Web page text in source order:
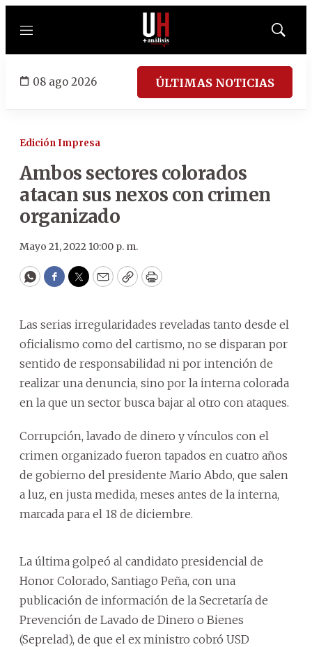
Menú
Mostrar
08 ago 2026 ÚLTIMAS NOTICIAS
Edición Impresa
Ambos sectores colorados
atacan sus nexos con crimen
organizado
Mayo 21, 2022 10:00 p. m.
WhatsApp
Facebook
Twitter
EmailCopyPrint
Las serias irregularidades reveladas tanto desde el
oficialismo como del cartismo, no se disparan por
sentido de responsabilidad ni por intención de
realizar una denuncia, sino por la interna colorada
en la que un sector busca bajar al otro con ataques.
Corrupción, lavado de dinero y vínculos con el
crimen organizado fueron tapados en cuatro años
de gobierno del presidente Mario Abdo, que salen
a luz, en justa medida, meses antes de la interna,
marcada para el 18 de diciembre.
La última golpeó al candidato presidencial de
Honor Colorado, Santiago Peña, con una
publicación de información de la Secretaría de
Prevención de Lavado de Dinero o Bienes
(Seprelad), de que el ex ministro cobró USD